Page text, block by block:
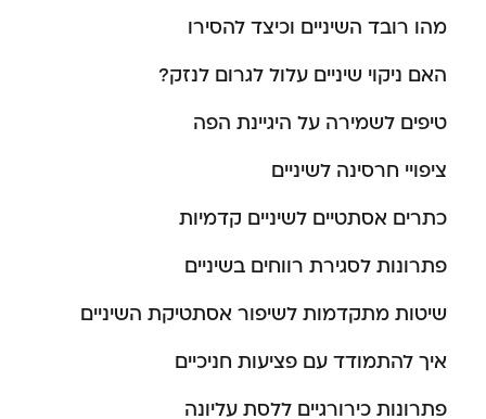
מהו רובד השיניים וכיצד להסירו
האם ניקוי שיניים עלול לגרום לנזק?
טיפים לשמירה על היגיינת הפה
ציפויי חרסינה לשיניים
כתרים אסתטיים לשיניים קדמיות
פתרונות לסגירת רווחים בשיניים
שיטות מתקדמות לשיפור אסתטיקת השיניים
איך להתמודד עם פציעות חניכיים
פתרונות כירורגיים ללסת עליונה